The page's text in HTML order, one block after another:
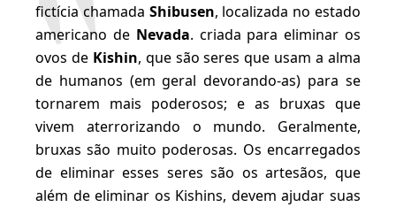
fictícia chamada Shibusen, localizada no estado
americano de Nevada. criada para eliminar os
ovos de Kishin, que são seres que usam a alma
de humanos (em geral devorando-as) para se
tornarem mais poderosos; e as bruxas que
vivem aterrorizando o mundo. Geralmente,
bruxas são muito poderosas. Os encarregados
de eliminar esses seres são os artesãos, que
além de eliminar os Kishins, devem ajudar suas